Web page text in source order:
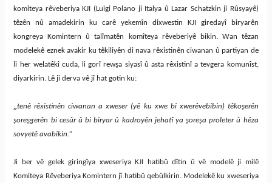
komiteya rêveberiya KJI (Luigi Polano ji Italya û Lazar Schatzkin ji Rûsyayê)
têzên nû amadekirin ku carê yekemîn dixwestin KJI giredayî biryarên
kongreya Komintern û talîmatên komîteya rêveberiyê bikin. Wan têzan
modelekê eznek avakir ku têkiliyên di nava rêxistinên ciwanan û partiyan de
li her welatêkî cuda, li gorî rewşa siyasî û asta rêxistinî a tevgera komunîst,
diyarkirin. Lê ji derva vê jî hat gotin ku:
„tenê rêxistinên ciwanan a xweser (yê ku xwe bi xwerêvebibin) têkoşerên
şoreşgerên bi cesûr û bi biryar û kadroyên jehatî ya şoreşa proleter û hêza
sovyetê avabikin.“
Ji ber vê gelek giringîya xweseriya KJI hatibû dîtin û vê modelê ji milê
Komiteya Rêveberiya Komintern jî hatibû qebûlkirin. Modelekê ku xweseriya